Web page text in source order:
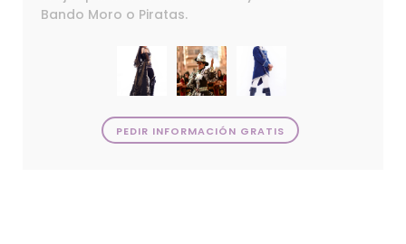
Bando Moro o Piratas.
PEDIR INFORMACIÓN GRATIS